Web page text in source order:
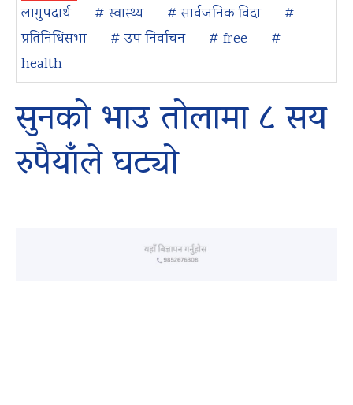
लागुपदार्थ
# स्वास्थ्य # सार्वजनिक विदा
#
प्रतिनिधिसभा
# उप निर्वाचन # free
#
health
सुनको भाउ तोलामा ८ सय
रुपैयाँले घट्यो